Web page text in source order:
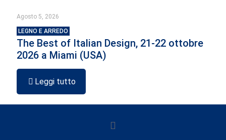
Agosto 5, 2026
LEGNO E ARREDO
The Best of Italian Design, 21-22 ottobre
2026 a Miami (USA)
Leggi tutto